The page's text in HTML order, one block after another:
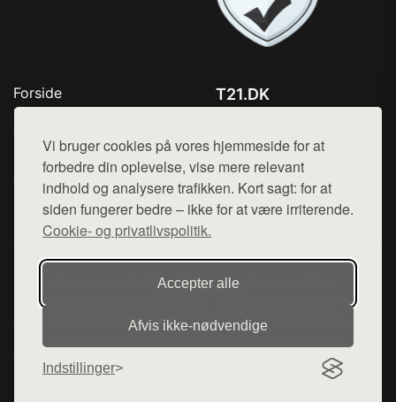
Vi bruger cookies på vores hjemmeside for at
forbedre din oplevelse, vise mere relevant
indhold og analysere trafikken. Kort sagt: for at
siden fungerer bedre – ikke for at være irriterende.
Cookie- og privatlivspolitik.
Accepter alle
Afvis ikke‑nødvendige
Indstillinger
Forside
Produkter
Top Rabatter
Jotun maling
Kontakt
T21.DK
Mail:hej@want.dk
Cookie- og privatlivspolitik
Denne side er en del af want.dk, der udgiver en række
hjemmesider med præsentation af forskellige produkter fra
diverse webshops. Der sælges ikke varer fra denne side - vi
varerne på lager.